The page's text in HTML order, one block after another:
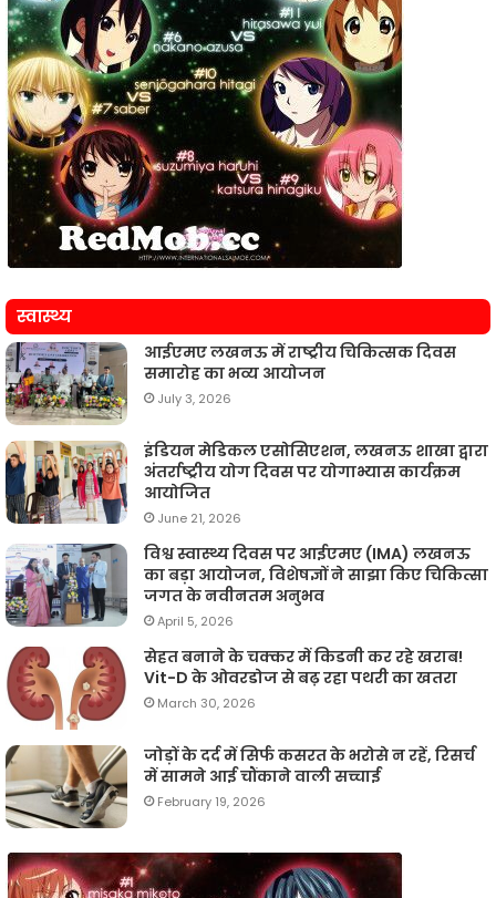
स्वास्थ्य
आईएमए लखनऊ में राष्ट्रीय चिकित्सक दिवस
समारोह का भव्य आयोजन
July 3, 2026
इंडियन मेडिकल एसोसिएशन, लखनऊ शाखा द्वारा
अंतर्राष्ट्रीय योग दिवस पर योगाभ्यास कार्यक्रम
आयोजित
June 21, 2026
विश्व स्वास्थ्य दिवस पर आईएमए (IMA) लखनऊ
का बड़ा आयोजन, विशेषज्ञों ने साझा किए चिकित्सा
जगत के नवीनतम अनुभव
April 5, 2026
सेहत बनाने के चक्कर में किडनी कर रहे खराब!
Vit-D के ओवरडोज से बढ़ रहा पथरी का खतरा
March 30, 2026
जोड़ों के दर्द में सिर्फ कसरत के भरोसे न रहें, रिसर्च
में सामने आई चौंकाने वाली सच्चाई
February 19, 2026